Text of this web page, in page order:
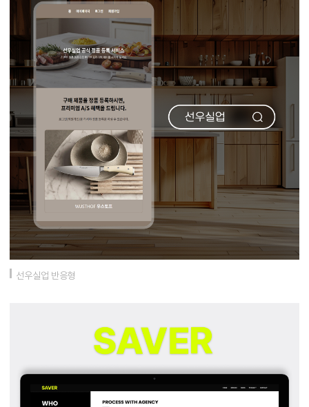
선우실업 반응형